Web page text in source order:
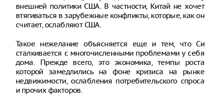
внешней политики США. В частности, Китай не хочет
втягиваться в зарубежные конфликты, которые, как он
считает, ослабляют США.
Такое нежелание объясняется еще и тем, что Си
сталкивается с многочисленными проблемами у себя
дома. Прежде всего, это экономика, темпы роста
которой замедлились на фоне кризиса на рынке
недвижимости, ослабления потребительского спроса
и прочих факторов.